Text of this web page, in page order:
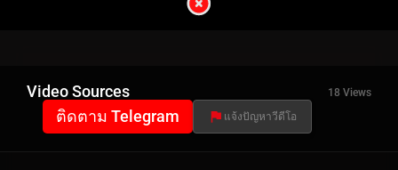
Video Sources 18 Views
ติดตาม Telegram แจ้งปัญหาวีดีโอ